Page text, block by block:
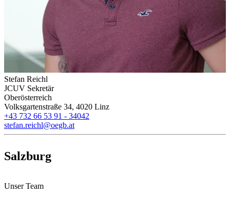
Stefan Reichl
JCUV Sekretär
Oberösterreich
Volksgartenstraße 34, 4020 Linz
+43 732 66 53 91 - 34042
stefan.reichl@oegb.at
Salzburg
Unser Team